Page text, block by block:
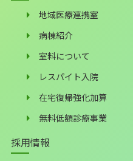
地域医療連携室
病棟紹介
室料について
レスパイト入院
在宅復帰強化加算
無料低額診療事業
採用情報